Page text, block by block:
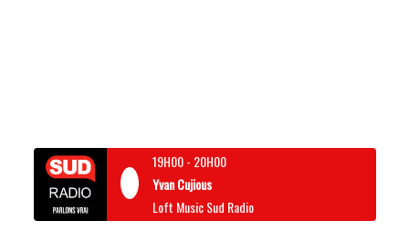
19H00- 20H00
Yvan Cujious
Loft Music Sud Radio